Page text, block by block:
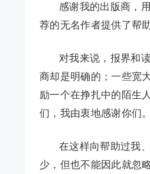
感谢我的出版商，
荐的无名作者提供了帮助
对我来说，报界和
商却是明确的；一些宽
励一个在挣扎中的陌生
们，我由衷地感谢你们。
在这样向帮助过我
少，但也不能因此就忽